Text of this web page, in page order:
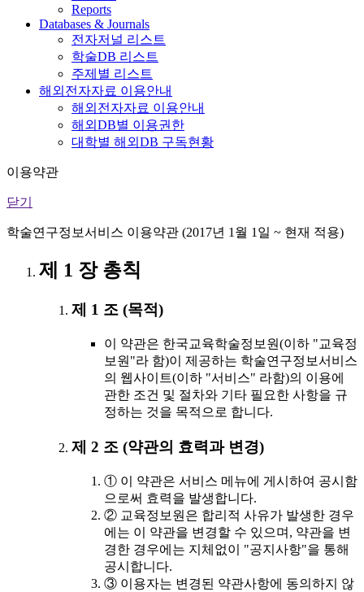
Reports
Databases & Journals
전자저널 리스트
학술DB 리스트
주제별 리스트
해외전자자료 이용안내
해외전자자료 이용안내
해외DB별 이용권한
대학별 해외DB 구독현황
이용약관
닫기
학술연구정보서비스 이용약관 (2017년 1월 1일 ~ 현재 적용)
제 1 장 총칙
제 1 조 (목적)
이 약관은 한국교육학술정보원(이하 "교육정
보원"라 함)이 제공하는 학술연구정보서비스
의 웹사이트(이하 "서비스" 라함)의 이용에
관한 조건 및 절차와 기타 필요한 사항을 규
정하는 것을 목적으로 합니다.
제 2 조 (약관의 효력과 변경)
① 이 약관은 서비스 메뉴에 게시하여 공시함
으로써 효력을 발생합니다.
② 교육정보원은 합리적 사유가 발생한 경우
에는 이 약관을 변경할 수 있으며, 약관을 변
경한 경우에는 지체없이 "공지사항"을 통해
공시합니다.
③ 이용자는 변경된 약관사항에 동의하지 않